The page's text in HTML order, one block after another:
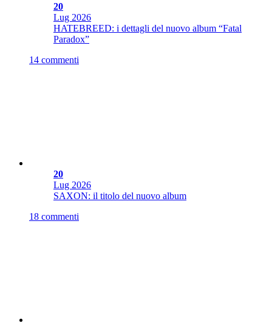
20
Lug 2026
HATEBREED: i dettagli del nuovo album “Fatal
Paradox”
14 commenti
20
Lug 2026
SAXON: il titolo del nuovo album
18 commenti